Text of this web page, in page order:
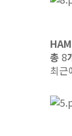
총 8
최근